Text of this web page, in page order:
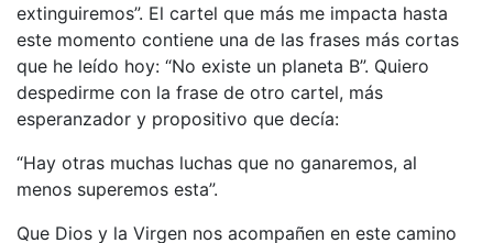
extinguiremos”. El cartel que más me impacta hasta
este momento contiene una de las frases más cortas
que he leído hoy: “No existe un planeta B”. Quiero
despedirme con la frase de otro cartel, más
esperanzador y propositivo que decía:
“Hay otras muchas luchas que no ganaremos, al
menos superemos esta”.
Que Dios y la Virgen nos acompañen en este camino